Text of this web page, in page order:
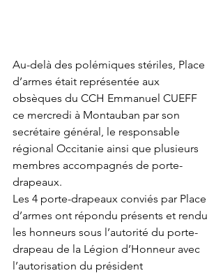
Au-delà des polémiques stériles, Place
d’armes était représentée aux
obsèques du CCH Emmanuel CUEFF
ce mercredi à Montauban par son
secrétaire général, le responsable
régional Occitanie ainsi que plusieurs
membres accompagnés de porte-
drapeaux.
Les 4 porte-drapeaux conviés par Place
d’armes ont répondu présents et rendu
les honneurs sous l’autorité du porte-
drapeau de la Légion d’Honneur avec
l’autorisation du président